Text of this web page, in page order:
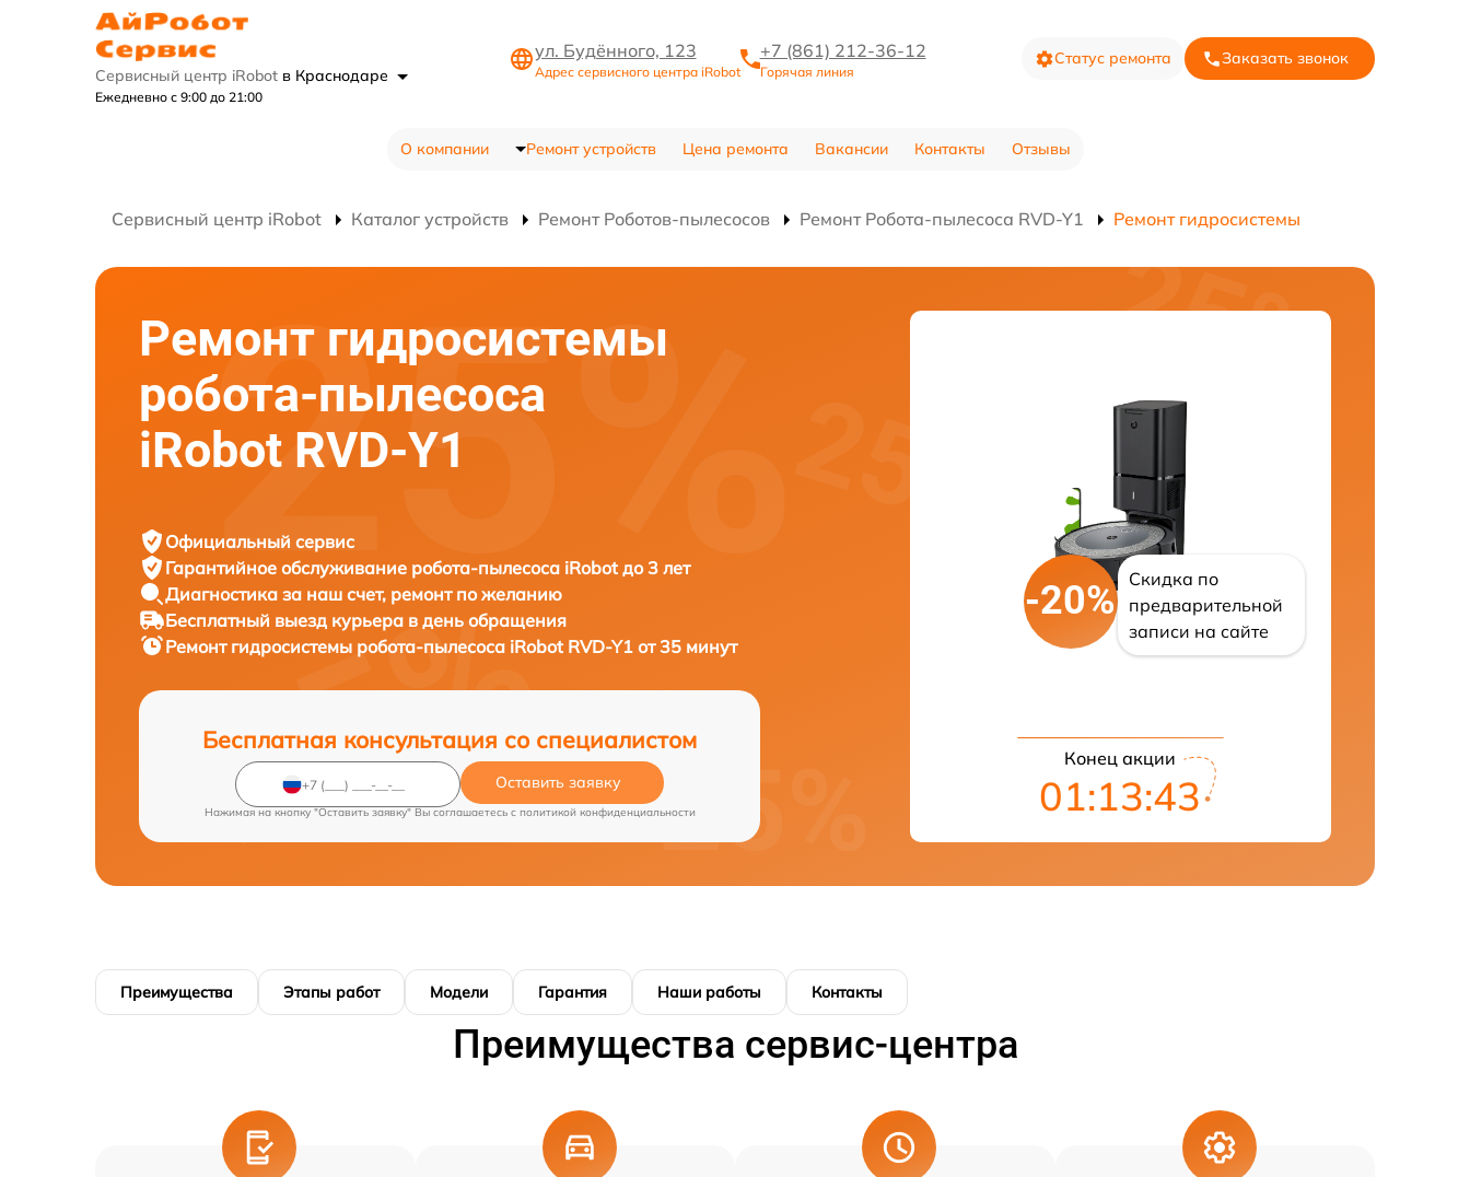
Сервисный центр iRobot в Краснодаре
Ежедневно с 9:00 до 21:00
ул. Будённого, 123
Адрес сервисного центра iRobot
+7 (861) 212-36-12
Горячая линия
Статус ремонта Заказать звонок
О компании Ремонт устройств Цена ремонта Вакансии Контакты Отзывы
Сервисный центр iRobot Каталог устройств Ремонт Роботов-пылесосов Ремонт Робота-пылесоса RVD-Y1 Ремонт гидросистемы
Ремонт гидросистемы
робота-пылесоса
iRobot RVD-Y1
Официальный сервис
Гарантийное обслуживание робота-пылесоса iRobot до 3 лет
Диагностика за наш счет, ремонт по желанию
Бесплатный выезд курьера в день обращения
Ремонт гидросистемы робота-пылесоса iRobot RVD-Y1 от 35 минут
Бесплатная консультация со специалистом
Оставить заявку
Нажимая на кнопку "Оставить заявку" Вы соглашаетесь c политикой конфиденциальности
-20%
Скидка по
предварительной
записи на сайте
Конец акции
01:13:41
Преимущества Этапы работ Модели Гарантия Наши работы Контакты
Преимущества сервис-центра